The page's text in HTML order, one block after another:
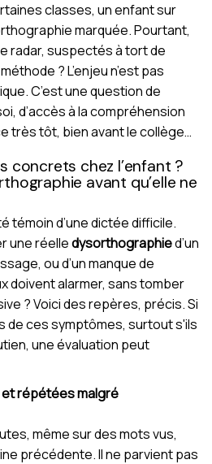
classes, un enfant sur
marquée. Pourtant,
radar, suspectés à tort de
? L’enjeu n’est pas
C’est une question de
d’accès à la compréhension
très tôt, bien avant le collège…
concrets chez l’enfant ?
avant qu’elle ne
témoin d’une dictée difficile.
une réelledysorthographied’un
ou d’un manque de
doivent alarmer, sans tomber
? Voici des repères, précis. Si
de ces symptômes, surtout s'ils
une évaluation peut
et répétées malgré
même sur des mots vus,
précédente. Il ne parvient pas